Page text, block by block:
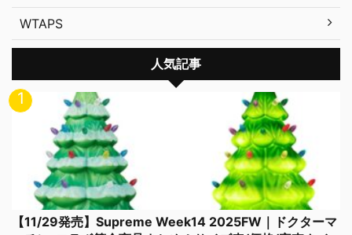
WTAPS
人気記事
【11/29発売】Supreme Week14 2025FW｜ドクターマ